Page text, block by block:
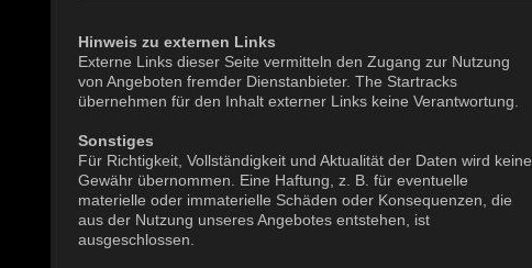
Hinweis zu externen Links
Externe Links dieser Seite vermitteln den Zugang zur Nutzung
von Angeboten fremder Dienstanbieter. The Startracks
übernehmen für den Inhalt externer Links keine Verantwortung.
Sonstiges
Für Richtigkeit, Vollständigkeit und Aktualität der Daten wird keine
Gewähr übernommen. Eine Haftung, z. B. für eventuelle
materielle oder immaterielle Schäden oder Konsequenzen, die
aus der Nutzung unseres Angebotes entstehen, ist
ausgeschlossen.